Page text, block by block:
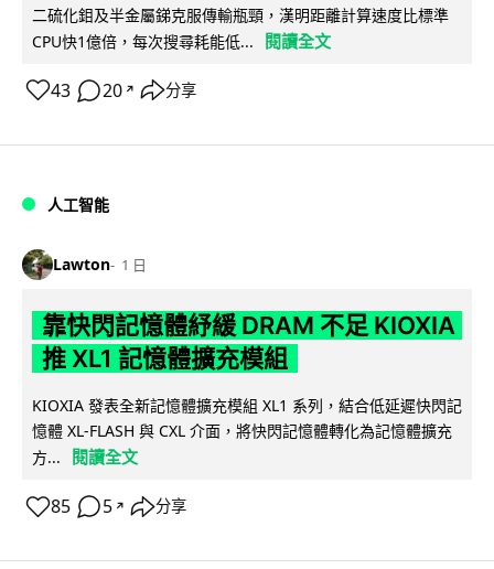
二硫化鉬及半金屬銻克服傳輸瓶頸，漢明距離計算速度比標準
CPU快1億倍，每次搜尋耗能低...
閱讀全文
43 20 ↗ 分享
人工智能
Lawton 1 日
靠快閃記憶體紓緩 DRAM 不足 KIOXIA
推 XL1 記憶體擴充模組
KIOXIA 發表全新記憶體擴充模組 XL1 系列，結合低延遲快閃記
憶體 XL-FLASH 與 CXL 介面，將快閃記憶體轉化為記憶體擴充
方...
閱讀全文
85 5 ↗ 分享